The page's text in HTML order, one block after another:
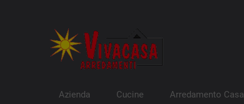
Azienda Cucine Arredamento Casa